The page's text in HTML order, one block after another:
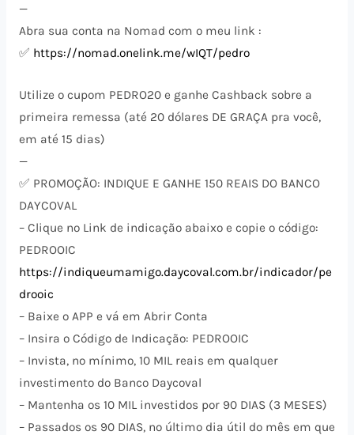
—
Abra sua conta na Nomad com o meu link :
✅ https://nomad.onelink.me/wIQT/pedro
Utilize o cupom PEDRO20 e ganhe Cashback sobre a
primeira remessa (até 20 dólares DE GRAÇA pra você,
em até 15 dias)
—
✅ PROMOÇÃO: INDIQUE E GANHE 150 REAIS DO BANCO
DAYCOVAL
– Clique no Link de indicação abaixo e copie o código:
PEDROOIC
https://indiqueumamigo.daycoval.com.br/indicador/pe
drooic
– Baixe o APP e vá em Abrir Conta
– Insira o Código de Indicação: PEDROOIC
– Invista, no mínimo, 10 MIL reais em qualquer
investimento do Banco Daycoval
– Mantenha os 10 MIL investidos por 90 DIAS (3 MESES)
– Passados os 90 DIAS, no último dia útil do mês em que